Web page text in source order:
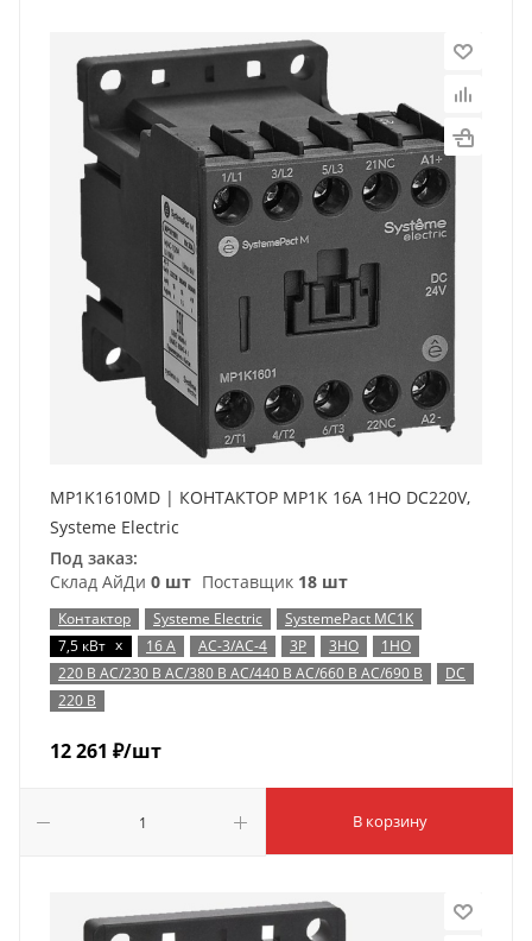
MP1K1610MD | КОНТАКТОР MP1K 16A 1НО DC220V,
Systeme Electric
Под заказ:
Склад АйДи 0 шт Поставщик 18 шт
Контактор Systeme Electric
SystemePact MC1K
7,5 кВт x 16 А AC-3/AC-4 3P 3НО
1НО
220 В AC/230 В AC/380 В AC/440 В AC/660 В AC/690 В
DC
220 В
12 261 ₽/шт
В корзину